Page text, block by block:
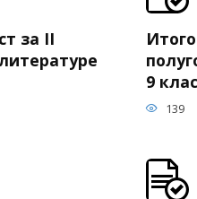
за II
9
139